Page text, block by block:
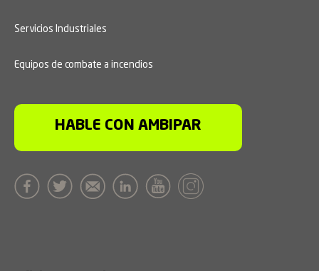
Servicios Industriales
Equipos de combate a incendios
HABLE CON AMBIPAR